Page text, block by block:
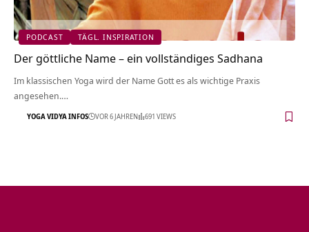
PODCAST TÄGL. INSPIRATION
Der göttliche Name – ein vollständiges Sadhana
Im klassischen Yoga wird der Name Gott es als wichtige Praxis
angesehen.…
YOGA VIDYA INFOS VOR 6 JAHREN 691 VIEWS